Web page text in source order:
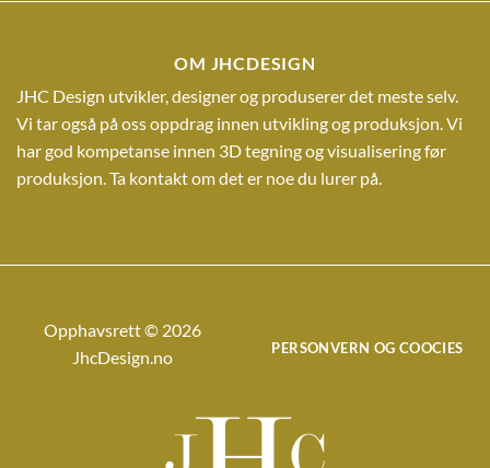
OM JHCDESIGN
JHC Design utvikler, designer og produserer det meste selv.
Vi tar også på oss oppdrag innen utvikling og produksjon. Vi
har god kompetanse innen 3D tegning og visualisering før
produksjon. Ta kontakt om det er noe du lurer på.
Opphavsrett © 2026
JhcDesign.no
PERSONVERN OG COOCIES